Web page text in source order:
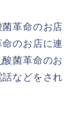
革命のお店
のお店に連
菌革命のお
などをされ